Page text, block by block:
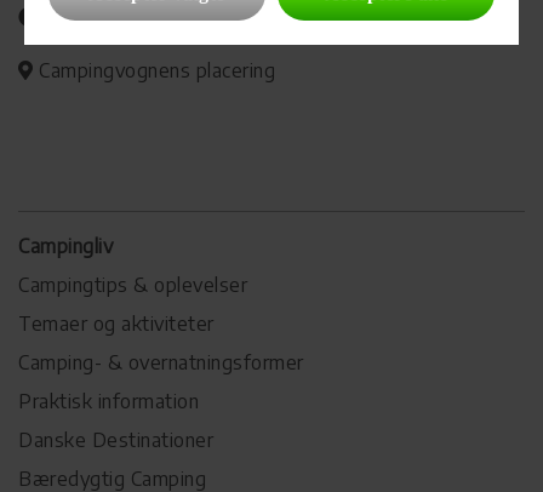
Del på Facebook
Campingvognens placering
Campingliv
Campingtips & oplevelser
Temaer og aktiviteter
Camping- & overnatningsformer
Praktisk information
Danske Destinationer
Bæredygtig Camping